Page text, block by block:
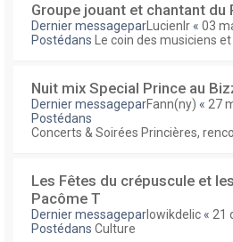
Groupe jouant et chantant du
Dernier messagepar Lucienlr « 03
Postédans
Le coin des musiciens
Nuit mix Special Prince au
Dernier messageparFann(ny) « 27
Postédans
Concerts & Soirées Princières,
Les Fêtes du crépuscule et
Pacôme T
Dernier messageparlowikdelic « 21
Postédans Culture